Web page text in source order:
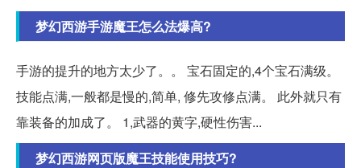
梦幻西游手游魔王怎么法爆高?
手游的提升的地方太少了。。 宝石固定的,4个宝石满级。
技能点满,一般都是慢的,简单, 修先攻修点满。 此外就只有
靠装备的加成了。 1,武器的黄字,硬性伤害...
梦幻西游网页版魔王技能使用技巧?